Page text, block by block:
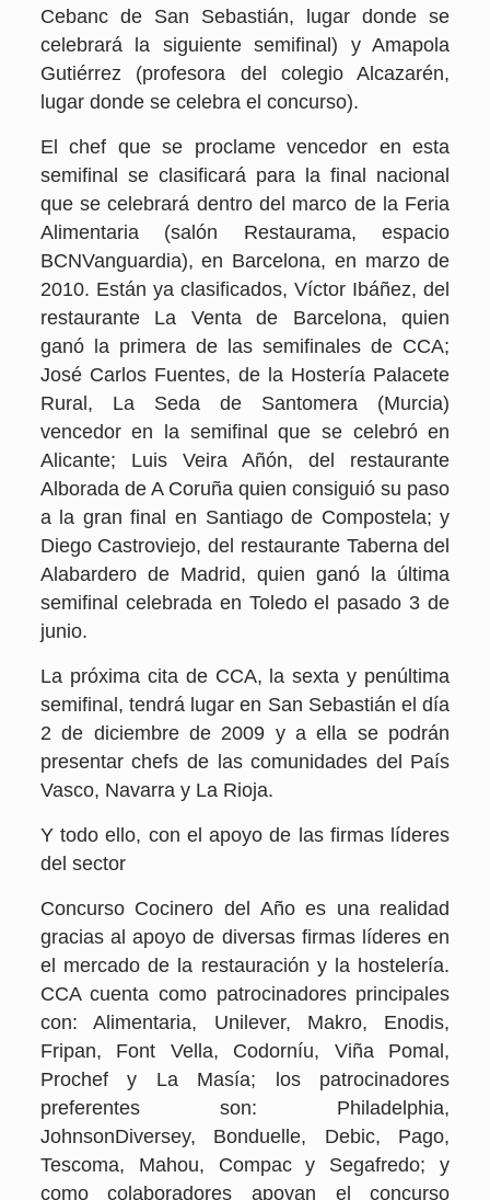
Cebanc de San Sebastián, lugar donde se
celebrará la siguiente semifinal) y Amapola
Gutiérrez (profesora del colegio Alcazarén,
lugar donde se celebra el concurso).
El chef que se proclame vencedor en esta
semifinal se clasificará para la final nacional
que se celebrará dentro del marco de la Feria
Alimentaria (salón Restaurama, espacio
BCNVanguardia), en Barcelona, en marzo de
2010. Están ya clasificados, Víctor Ibáñez, del
restaurante La Venta de Barcelona, quien
ganó la primera de las semifinales de CCA;
José Carlos Fuentes, de la Hostería Palacete
Rural, La Seda de Santomera (Murcia)
vencedor en la semifinal que se celebró en
Alicante; Luis Veira Añón, del restaurante
Alborada de A Coruña quien consiguió su paso
a la gran final en Santiago de Compostela; y
Diego Castroviejo, del restaurante Taberna del
Alabardero de Madrid, quien ganó la última
semifinal celebrada en Toledo el pasado 3 de
junio.
La próxima cita de CCA, la sexta y penúltima
semifinal, tendrá lugar en San Sebastián el día
2 de diciembre de 2009 y a ella se podrán
presentar chefs de las comunidades del País
Vasco, Navarra y La Rioja.
Y todo ello, con el apoyo de las firmas líderes
del sector
Concurso Cocinero del Año es una realidad
gracias al apoyo de diversas firmas líderes en
el mercado de la restauración y la hostelería.
CCA cuenta como patrocinadores principales
con: Alimentaria, Unilever, Makro, Enodis,
Fripan, Font Vella, Codorníu, Viña Pomal,
Prochef y La Masía; los patrocinadores
preferentes son: Philadelphia,
JohnsonDiversey, Bonduelle, Debic, Pago,
Tescoma, Mahou, Compac y Segafredo; y
como colaboradores apoyan el concurso